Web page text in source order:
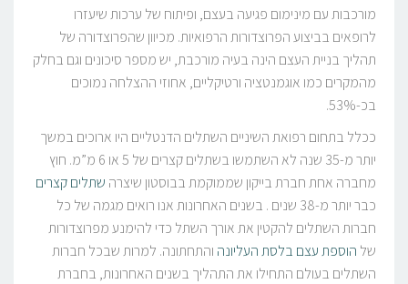
מורכבות עם מינימום פגיעה בעצם, ופיתוח של ערכות שיעזרו
לרופאים בביצוע הפרוצדורות הרפואיות. מכיוון שהפרוצדורה של
תהליך בניית העצם הינה בעיה מורכבת, יש מספר סיכונים וגם בחלק
מהמקרים כמו אוגמנטציה ורטיקליים, אחוזי ההצלחה נמוכים
בכ-53%.
ככלל בתחום רפואת השיניים השתלים הדנטליים היו ארוכים במשך
יותר מ-35 שנה לא השתמשו בשתלים קצרים של 5 או 6 מ”מ. חוץ
מחברה אחת חברת בייקון שממוקמת בבוסטון שיצרה שתלים קצרים
כבר יותר מ-38 שנים . בשנים האחרונות אנו רואים מגמה של כל
חברות השתלים להקטין את אורך השתל כדי להימנע מפרוצדורות
של הוספת עצם בלסת העליונה והתחתונה. למרות שבכל חברות
השתלים בעולם התחילו את התהליך בשנים האחרונות, בחברת